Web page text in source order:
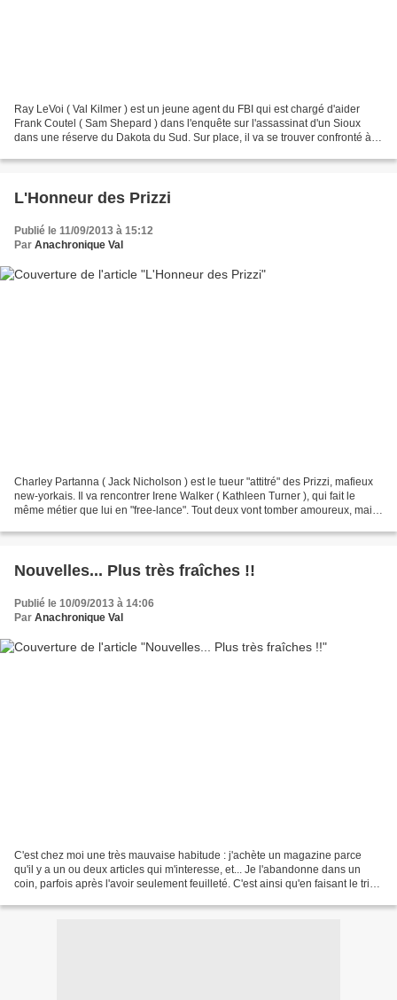
Ray LeVoi ( Val Kilmer ) est un jeune agent du FBI qui est chargé d'aider
Frank Coutel ( Sam Shepard ) dans l'enquête sur l'assassinat d'un Sioux
dans une réserve du Dakota du Sud. Sur place, il va se trouver confronté à
L'Honneur des Prizzi
Publié le 11/09/2013 à 15:12
Par Anachronique Val
Charley Partanna ( Jack Nicholson ) est le tueur "attitré" des Prizzi, mafieux
new-yorkais. Il va rencontrer Irene Walker ( Kathleen Turner ), qui fait le
même métier que lui en "free-lance". Tout deux vont tomber amoureux, mais
Nouvelles... Plus très fraîches !!
Publié le 10/09/2013 à 14:06
Par Anachronique Val
C'est chez moi une très mauvaise habitude : j'achète un magazine parce
qu'il y a un ou deux articles qui m'interesse, et... Je l'abandonne dans un
coin, parfois après l'avoir seulement feuilleté. C'est ainsi qu'en faisant le tri